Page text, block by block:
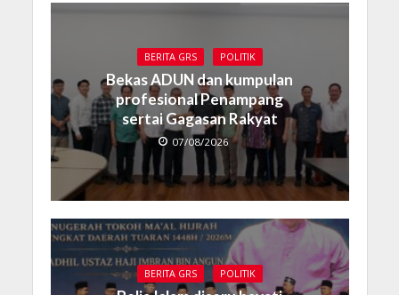
BERITA GRS POLITIK
Bekas ADUN dan kumpulan
profesional Penampang
sertai Gagasan Rakyat
07/08/2026
BERITA GRS POLITIK